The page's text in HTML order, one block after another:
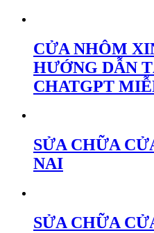
CỬA NHÔM
HƯỚNG DẪN
CHATGPT
SỬA CHỮA
NAI
SỬA CHỮA